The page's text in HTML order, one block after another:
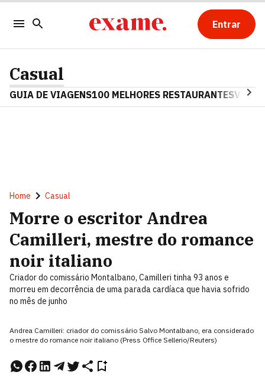
Entrar
Casual
GUIA DE VIAGENS100 MELHORES RESTAURANTES
Home Casual
Morre o escritor Andrea
Camilleri, mestre do romance
noir italiano
Criador do comissário Montalbano, Camilleri tinha 93 anos e
morreu em decorrência de uma parada cardíaca que havia sofrido
no mês de junho
Andrea Camilleri: criador do comissário Salvo Montalbano, era considerado
o mestre do romance noir italiano (Press Office Sellerio/Reuters)